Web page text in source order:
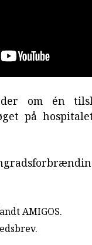
om én
på
AMIGOS.
.